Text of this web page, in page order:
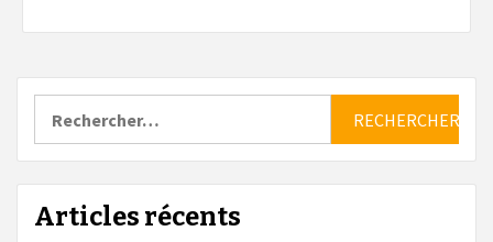
Articles récents